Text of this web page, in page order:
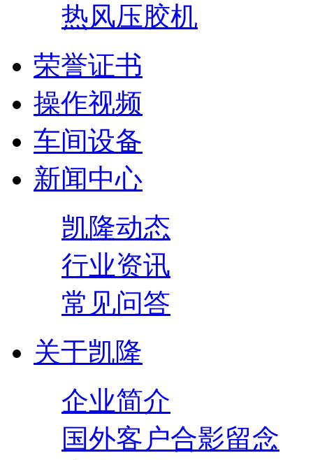
热风压胶机
荣誉证书
操作视频
车间设备
新闻中心
凯隆动态
行业资讯
常见问答
关于凯隆
企业简介
国外客户合影留念